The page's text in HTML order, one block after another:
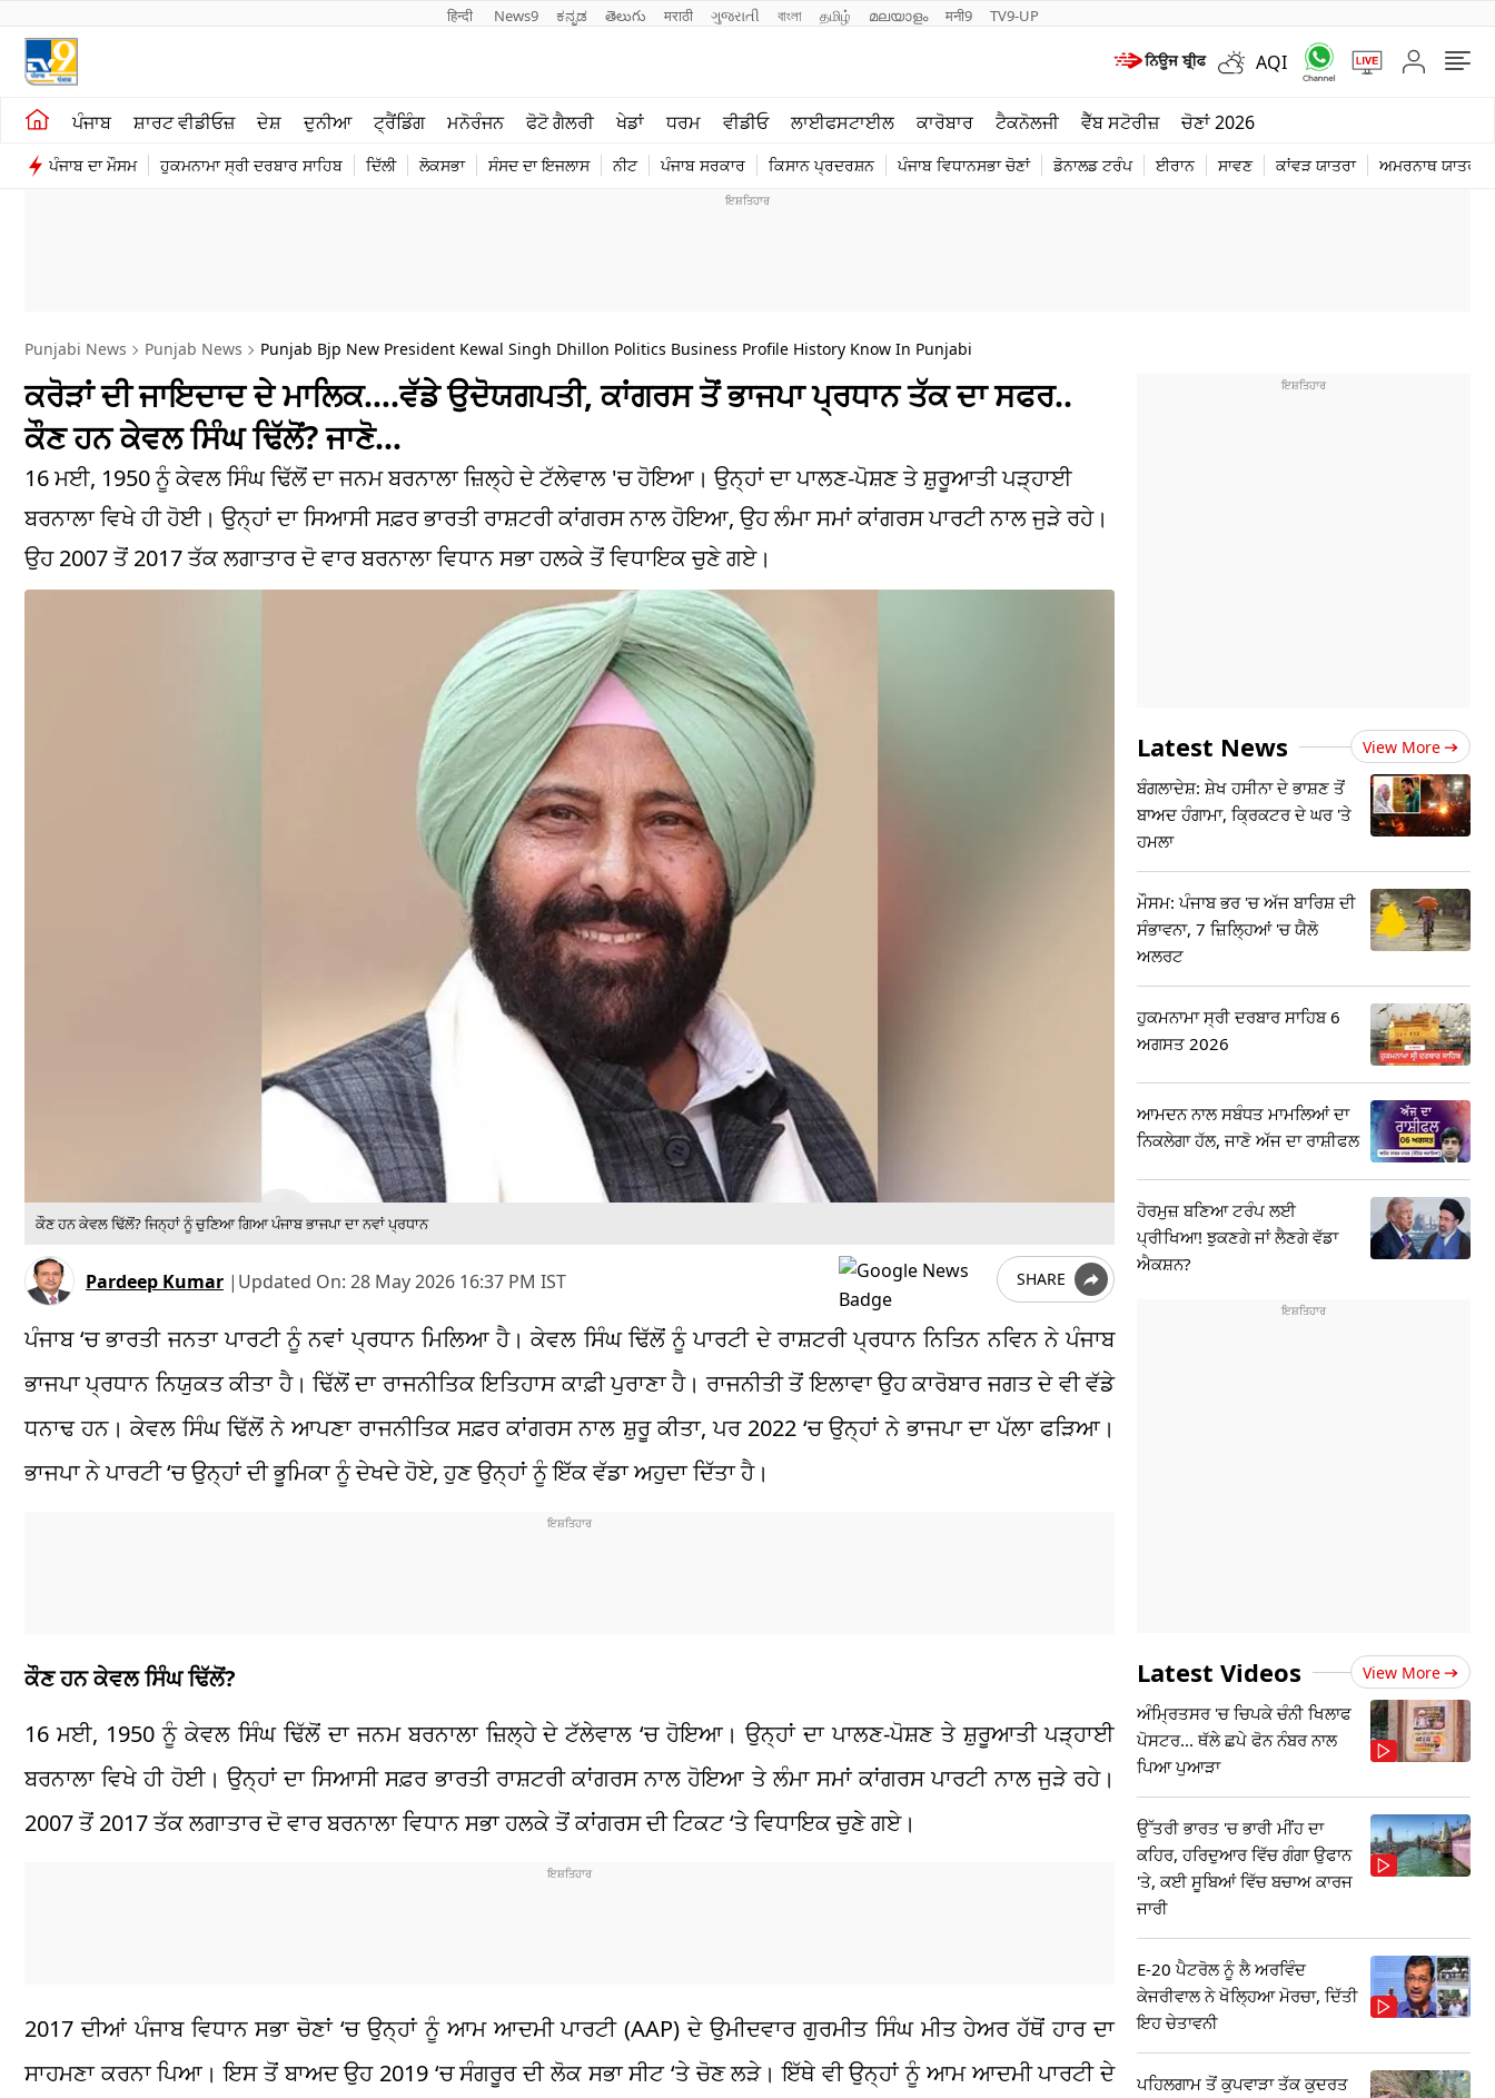
हिन्दी News9 ಕನ್ನಡ తెలుగు मराठी ગુજરાતી বাংলা தமிழ் മലയാളം मनी9 TV9-UP
AQI
ਪੰਜਾਬ ਸ਼ਾਰਟ ਵੀਡੀਓਜ਼ ਦੇਸ਼ ਦੁਨੀਆ ਟ੍ਰੈਂਡਿੰਗ ਮਨੋਰੰਜਨ ਫੋਟੋ ਗੈਲਰੀ ਖੇਡਾਂ ਧਰਮ ਵੀਡੀਓ ਲਾਈਫਸਟਾਈਲ ਕਾਰੋਬਾਰ ਟੈਕਨੋਲਜੀ ਵੈੱਬ ਸਟੋਰੀਜ਼ ਚੋਣਾਂ 2026
ਪੰਜਾਬ ਦਾ ਮੌਸਮ ਹੁਕਮਨਾਮਾ ਸ੍ਰੀ ਦਰਬਾਰ ਸਾਹਿਬ ਦਿੱਲੀ ਲੋਕਸਭਾ ਸੰਸਦ ਦਾ ਇਜਲਾਸ ਨੀਟ ਪੰਜਾਬ ਸਰਕਾਰ ਕਿਸਾਨ ਪ੍ਰਦਰਸ਼ਨ ਪੰਜਾਬ ਵਿਧਾਨਸਭਾ ਚੋਣਾਂ ਡੋਨਾਲਡ ਟਰੰਪ ਈਰਾਨ ਸਾਵਣ ਕਾਂਵੜ ਯਾਤਰਾ ਅਮਰਨਾਥ ਯਾਤਰਾ
ਖੇਤੀਬਾੜੀ
ਸ਼ਾਰਟ ਵੀਡੀਓਜ਼
ਮਨੋਰੰਜਨ
ਪੰਜਾਬ
ਟੈਕਨੋਲਜੀ
ਦੁਨੀਆ
Punjabi News Punjab News Punjab Bjp New President Kewal Singh Dhillon Politics Business Profile History Know In Punjabi
ਕਰੋੜਾਂ ਦੀ ਜਾਇਦਾਦ ਦੇ ਮਾਲਿਕ….ਵੱਡੇ ਉਦੋਯਗਪਤੀ, ਕਾਂਗਰਸ ਤੋਂ ਭਾਜਪਾ ਪ੍ਰਧਾਨ ਤੱਕ ਦਾ ਸਫਰ..
ਕੌਣ ਹਨ ਕੇਵਲ ਸਿੰਘ ਢਿੱਲੋਂ? ਜਾਣੋ…
16 ਮਈ, 1950 ਨੂੰ ਕੇਵਲ ਸਿੰਘ ਢਿੱਲੋਂ ਦਾ ਜਨਮ ਬਰਨਾਲਾ ਜ਼ਿਲ੍ਹੇ ਦੇ ਟੱਲੇਵਾਲ 'ਚ ਹੋਇਆ। ਉਨ੍ਹਾਂ ਦਾ ਪਾਲਣ-ਪੋਸ਼ਣ ਤੇ ਸ਼ੁਰੂਆਤੀ ਪੜ੍ਹਾਈ
ਬਰਨਾਲਾ ਵਿਖੇ ਹੀ ਹੋਈ। ਉਨ੍ਹਾਂ ਦਾ ਸਿਆਸੀ ਸਫ਼ਰ ਭਾਰਤੀ ਰਾਸ਼ਟਰੀ ਕਾਂਗਰਸ ਨਾਲ ਹੋਇਆ, ਉਹ ਲੰਮਾ ਸਮਾਂ ਕਾਂਗਰਸ ਪਾਰਟੀ ਨਾਲ ਜੁੜੇ ਰਹੇ।
ਉਹ 2007 ਤੋਂ 2017 ਤੱਕ ਲਗਾਤਾਰ ਦੋ ਵਾਰ ਬਰਨਾਲਾ ਵਿਧਾਨ ਸਭਾ ਹਲਕੇ ਤੋਂ ਵਿਧਾਇਕ ਚੁਣੇ ਗਏ।
ਕੌਣ ਹਨ ਕੇਵਲ ਢਿੱਲੋਂ? ਜਿਨ੍ਹਾਂ ਨੂੰ ਚੁਣਿਆ ਗਿਆ ਪੰਜਾਬ ਭਾਜਪਾ ਦਾ ਨਵਾਂ ਪ੍ਰਧਾਨ
Pardeep Kumar | Updated On: 28 May 2026 16:37 PM IST SHARE
ਪੰਜਾਬ ‘ਚ ਭਾਰਤੀ ਜਨਤਾ ਪਾਰਟੀ ਨੂੰ ਨਵਾਂ ਪ੍ਰਧਾਨ ਮਿਲਿਆ ਹੈ। ਕੇਵਲ ਸਿੰਘ ਢਿੱਲੋਂ ਨੂੰ ਪਾਰਟੀ ਦੇ ਰਾਸ਼ਟਰੀ ਪ੍ਰਧਾਨ ਨਿਤਿਨ ਨਵਿਨ ਨੇ ਪੰਜਾਬ
ਭਾਜਪਾ ਪ੍ਰਧਾਨ ਨਿਯੁਕਤ ਕੀਤਾ ਹੈ। ਢਿੱਲੋਂ ਦਾ ਰਾਜਨੀਤਿਕ ਇਤਿਹਾਸ ਕਾਫ਼ੀ ਪੁਰਾਣਾ ਹੈ। ਰਾਜਨੀਤੀ ਤੋਂ ਇਲਾਵਾ ਉਹ ਕਾਰੋਬਾਰ ਜਗਤ ਦੇ ਵੀ ਵੱਡੇ
ਧਨਾਢ ਹਨ। ਕੇਵਲ ਸਿੰਘ ਢਿੱਲੋਂ ਨੇ ਆਪਣਾ ਰਾਜਨੀਤਿਕ ਸਫ਼ਰ ਕਾਂਗਰਸ ਨਾਲ ਸ਼ੁਰੂ ਕੀਤਾ, ਪਰ 2022 ‘ਚ ਉਨ੍ਹਾਂ ਨੇ ਭਾਜਪਾ ਦਾ ਪੱਲਾ ਫੜਿਆ।
ਭਾਜਪਾ ਨੇ ਪਾਰਟੀ ‘ਚ ਉਨ੍ਹਾਂ ਦੀ ਭੂਮਿਕਾ ਨੂੰ ਦੇਖਦੇ ਹੋਏ, ਹੁਣ ਉਨ੍ਹਾਂ ਨੂੰ ਇੱਕ ਵੱਡਾ ਅਹੁਦਾ ਦਿੱਤਾ ਹੈ।
ਕੌਣ ਹਨ ਕੇਵਲ ਸਿੰਘ ਢਿੱਲੋਂ?
16 ਮਈ, 1950 ਨੂੰ ਕੇਵਲ ਸਿੰਘ ਢਿੱਲੋਂ ਦਾ ਜਨਮ ਬਰਨਾਲਾ ਜ਼ਿਲ੍ਹੇ ਦੇ ਟੱਲੇਵਾਲ ‘ਚ ਹੋਇਆ। ਉਨ੍ਹਾਂ ਦਾ ਪਾਲਣ-ਪੋਸ਼ਣ ਤੇ ਸ਼ੁਰੂਆਤੀ ਪੜ੍ਹਾਈ
ਬਰਨਾਲਾ ਵਿਖੇ ਹੀ ਹੋਈ। ਉਨ੍ਹਾਂ ਦਾ ਸਿਆਸੀ ਸਫ਼ਰ ਭਾਰਤੀ ਰਾਸ਼ਟਰੀ ਕਾਂਗਰਸ ਨਾਲ ਹੋਇਆ ਤੇ ਲੰਮਾ ਸਮਾਂ ਕਾਂਗਰਸ ਪਾਰਟੀ ਨਾਲ ਜੁੜੇ ਰਹੇ।
2007 ਤੋਂ 2017 ਤੱਕ ਲਗਾਤਾਰ ਦੋ ਵਾਰ ਬਰਨਾਲਾ ਵਿਧਾਨ ਸਭਾ ਹਲਕੇ ਤੋਂ ਕਾਂਗਰਸ ਦੀ ਟਿਕਟ ‘ਤੇ ਵਿਧਾਇਕ ਚੁਣੇ ਗਏ।
2017 ਦੀਆਂ ਪੰਜਾਬ ਵਿਧਾਨ ਸਭਾ ਚੋਣਾਂ ‘ਚ ਉਨ੍ਹਾਂ ਨੂੰ ਆਮ ਆਦਮੀ ਪਾਰਟੀ (AAP) ਦੇ ਉਮੀਦਵਾਰ ਗੁਰਮੀਤ ਸਿੰਘ ਮੀਤ ਹੇਅਰ ਹੱਥੋਂ ਹਾਰ ਦਾ
ਸਾਹਮਣਾ ਕਰਨਾ ਪਿਆ। ਇਸ ਤੋਂ ਬਾਅਦ ਉਹ 2019 ‘ਚ ਸੰਗਰੂਰ ਦੀ ਲੋਕ ਸਭਾ ਸੀਟ ‘ਤੇ ਚੋਣ ਲੜੇ। ਇੱਥੇ ਵੀ ਉਨ੍ਹਾਂ ਨੂੰ ਆਮ ਆਦਮੀ ਪਾਰਟੀ ਦੇ
Latest News View More
ਬੰਗਲਾਦੇਸ਼: ਸ਼ੇਖ ਹਸੀਨਾ ਦੇ ਭਾਸ਼ਣ ਤੋਂ
ਬਾਅਦ ਹੰਗਾਮਾ, ਕ੍ਰਿਕਟਰ ਦੇ ਘਰ 'ਤੇ
ਹਮਲਾ
ਮੌਸਮ: ਪੰਜਾਬ ਭਰ 'ਚ ਅੱਜ ਬਾਰਿਸ਼ ਦੀ
ਸੰਭਾਵਨਾ, 7 ਜ਼ਿਲ੍ਹਿਆਂ 'ਚ ਯੈਲੋ
ਅਲਰਟ
ਹੁਕਮਨਾਮਾ ਸ੍ਰੀ ਦਰਬਾਰ ਸਾਹਿਬ 6
ਅਗਸਤ 2026
ਆਮਦਨ ਨਾਲ ਸਬੰਧਤ ਮਾਮਲਿਆਂ ਦਾ
ਨਿਕਲੇਗਾ ਹੱਲ, ਜਾਣੋ ਅੱਜ ਦਾ ਰਾਸ਼ੀਫਲ
ਹੋਰਮੁਜ਼ ਬਣਿਆ ਟਰੰਪ ਲਈ
ਪ੍ਰੀਖਿਆ! ਝੁਕਣਗੇ ਜਾਂ ਲੈਣਗੇ ਵੱਡਾ
ਐਕਸ਼ਨ?
Latest Videos View More
ਅੰਮ੍ਰਿਤਸਰ 'ਚ ਚਿਪਕੇ ਚੰਨੀ ਖਿਲਾਫ
ਪੋਸਟਰ... ਥੱਲੇ ਛਪੇ ਫੋਨ ਨੰਬਰ ਨਾਲ
ਪਿਆ ਪੁਆੜਾ
ਉੱਤਰੀ ਭਾਰਤ 'ਚ ਭਾਰੀ ਮੀਂਹ ਦਾ
ਕਹਿਰ, ਹਰਿਦੁਆਰ ਵਿੱਚ ਗੰਗਾ ਉਫਾਨ
'ਤੇ, ਕਈ ਸੂਬਿਆਂ ਵਿੱਚ ਬਚਾਅ ਕਾਰਜ
ਜਾਰੀ
E-20 ਪੈਟਰੋਲ ਨੂੰ ਲੈ ਅਰਵਿੰਦ
ਕੇਜਰੀਵਾਲ ਨੇ ਖੋਲ੍ਹਿਆ ਮੋਰਚਾ, ਦਿੱਤੀ
ਇਹ ਚੇਤਾਵਨੀ
ਪਹਿਲਗਾਮ ਤੋਂ ਕੁਪਵਾੜਾ ਤੱਕ ਕੁਦਰਤ